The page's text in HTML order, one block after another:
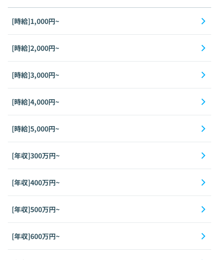
[時給]1,000円~
[時給]2,000円~
[時給]3,000円~
[時給]4,000円~
[時給]5,000円~
[年収]300万円~
[年収]400万円~
[年収]500万円~
[年収]600万円~